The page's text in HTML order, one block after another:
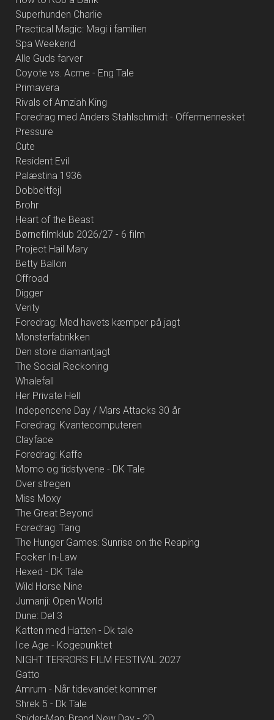
Superhunden Charlie
Practical Magic: Magi i familien
Spa Weekend
Alle Guds farver
Coyote vs. Acme - Eng Tale
Primavera
Rivals of Amziah King
Foredrag med Anders Stahlschmidt - Offermennesket
Pressure
Cute
Resident Evil
Palæstina 1936
Dobbeltfejl
Brohr
Heart of the Beast
Børnefilmklub 2026/27 - 6 film
Project Hail Mary
Betty Ballon
Offroad
Digger
Verity
Foredrag: Med havets kæmper på jagt
Monsterfabrikken
Den store diamantjagt
The Social Reckoning
Whalefall
Her Private Hell
Indepencene Day / Mars Attacks 30 år
Foredrag: Kvantecomputeren
Clayface
Foredrag: Kaffe
Momo og tidstyvene - DK Tale
Over stregen
Miss Moxy
The Great Beyond
Foredrag: Tang
The Hunger Games: Sunrise on the Reaping
Focker In-Law
Hexed - DK Tale
Wild Horse Nine
Jumanji: Open World
Dune: Del 3
Katten med Hatten - Dk tale
Ice Age - Kogepunktet
NIGHT TERRORS FILM FESTIVAL 2027
Gatto
Amrum - Når tidevandet kommer
Shrek 5 - Dk Tale